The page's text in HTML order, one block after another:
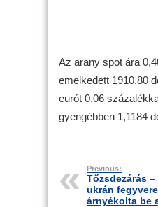
Az arany spot ára
emelkedett 1910,80
eurót 0,06
gyengébben 1,1184
Previous:
Tőzsdezárás
ukrán
árnyékolta be